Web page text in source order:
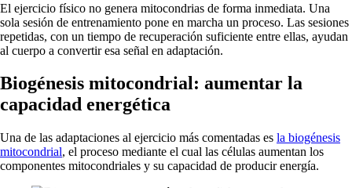
El ejercicio físico no genera mitocondrias de forma inmediata. Una
sola sesión de entrenamiento pone en marcha un proceso. Las sesiones
repetidas, con un tiempo de recuperación suficiente entre ellas, ayudan
al cuerpo a convertir esa señal en adaptación.
Biogénesis mitocondrial: aumentar la
capacidad energética
Una de las adaptaciones al ejercicio más comentadas es la biogénesis
mitocondrial, el proceso mediante el cual las células aumentan los
componentes mitocondriales y su capacidad de producir energía.